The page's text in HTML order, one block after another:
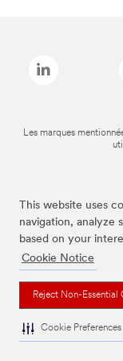
This website uses
navigation, analyze
based on your
Cookie Notice
Reject Non-Essential
Cookie Preferences
Les marques